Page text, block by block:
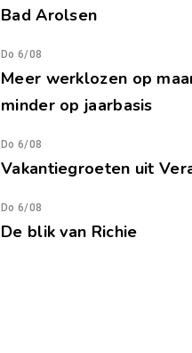
Bad Arolsen
Do 6/08
Meer werklozen op
minder op jaarbasis
Do 6/08
Vakantiegroeten uit
Do 6/08
De blik van Richie